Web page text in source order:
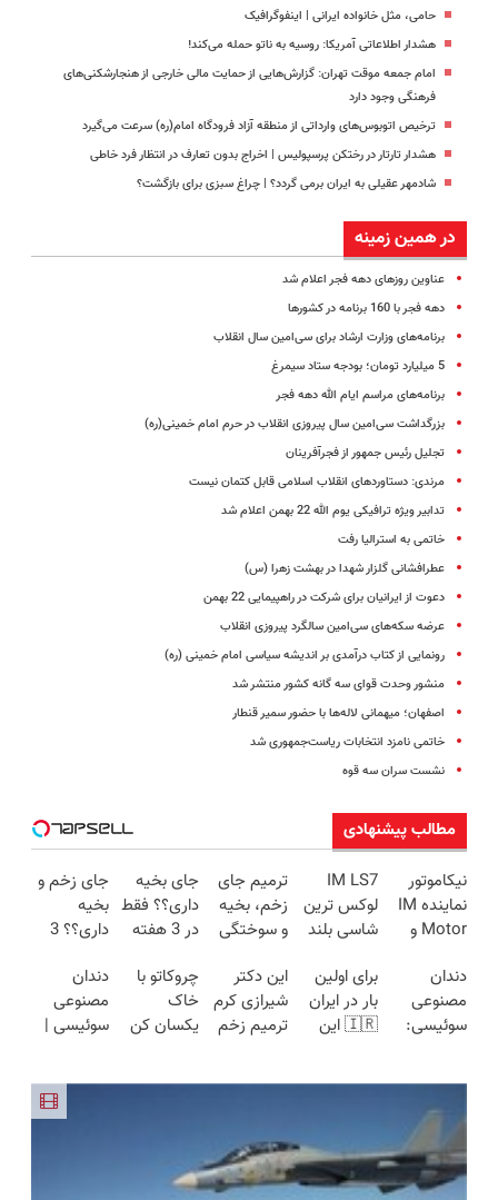
حامی، مثل خانواده ایرانی | اینفوگرافیک
هشدار اطلاعاتی آمریکا: روسیه به ناتو حمله می‌کند!
امام جمعه موقت تهران: گزارش‌هایی از حمایت مالی خارجی از هنجارشکنی‌های
فرهنگی وجود دارد
ترخیص اتوبوس‌های وارداتی از منطقه آزاد فرودگاه امام(ره) سرعت می‌گیرد
هشدار تارتار در رختکن پرسپولیس | اخراج بدون تعارف در انتظار فرد خاطی
شادمهر عقیلی به ایران برمی گردد؟ | چراغ سبزی برای بازگشت؟
در همین زمینه
عناوین روزهای دهه فجر اعلام شد
دهه فجر با 160 برنامه در کشورها
برنامه‌های وزارت ارشاد برای سی‌امین سال انقلاب
5 میلیارد تومان؛ بودجه ستاد سیمرغ
برنامه‌های مراسم ایام الله دهه فجر
بزرگداشت سی‌امین سال پیروزی انقلاب در حرم امام خمینی(ره)
تجلیل رئیس جمهور از فجرآفرینان
مرندی: دستاوردهای انقلاب اسلامی قابل کتمان نیست
تدابیر ویژه ترافیکی یوم الله 22 بهمن اعلام شد
خاتمی به استرالیا رفت
عطرافشانی گلزار شهدا در بهشت زهرا (س)
دعوت از ایرانیان برای شرکت در راهپیمایی 22 بهمن
عرضه سکه‌های سی‌امین سالگرد پیروزی انقلاب
رونمایی از کتاب درآمدی بر اندیشه سیاسی امام خمینی (ره)
منشور وحدت قوای سه گانه کشور منتشر شد
اصفهان؛ میهمانی لاله‌ها با حضور سمیر قنطار
خاتمی نامزد انتخابات ریاست‌جمهوری شد
نشست سران سه قوه
مطالب پیشنهادی
نیکاموتور
نماینده IM
Motor و
در ایران
IM LS7
لوکس ترین
شاسی بلند
ترمیم جای
زخم، بخیه
و سوختگی
هفته!!😍
جای بخیه
داری؟؟ فقط
در 3 هفته
کن!😍
جای زخم و
بخیه
داری؟؟ 3
محوش کن!
دندان
مصنوعی
سوئیسی:
و مقاوم |
پرداخت
قسطی
برای اولین
بار در ایران
🇮🇷 این
این دکتر
شیرازی کرم
ترمیم زخم
چروکاتو با
خاک
یکسان کن
دندان
مصنوعی
سوئیسی |